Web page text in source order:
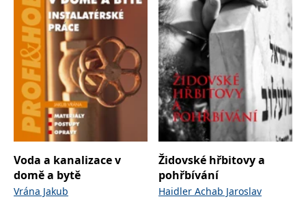
Voda a kanalizace v
domě a bytě
Vrána Jakub
Židovské hřbitovy a
pohřbívání
Haidler Achab Jaroslav